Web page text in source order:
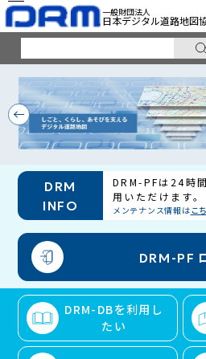
一般財団法人
日本デジタル道路地図
サ
ト
内
検
索
DRM
INFO
DRM-PFは24時
用いただけます。
メンテナンス情報は こ
DRM-PF
DRM-DBを利用し
たい